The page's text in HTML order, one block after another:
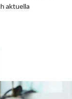
aktuella